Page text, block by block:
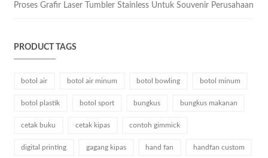
Proses Grafir Laser Tumbler Stainless Untuk Souvenir Perusahaan
PRODUCT TAGS
botol air botol air minum botol bowling botol minum
botol plastik botol sport bungkus bungkus makanan
cetak buku cetak kipas contoh gimmick
digital printing gagang kipas hand fan handfan custom